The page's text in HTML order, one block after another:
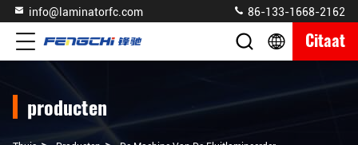
info@laminatorfc.com 86-133-1668-2162
Citaat
producten